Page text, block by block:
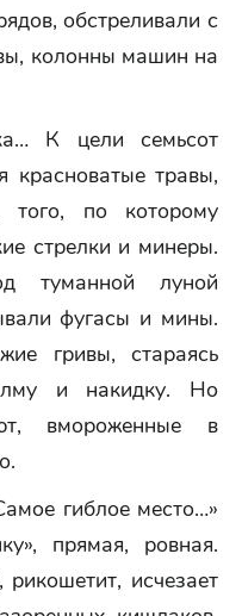
обстреливали с
колонны машин на
К цели семьсот
красноватые травы,
того, по которому
стрелки и минеры.
туманной луной
фугасы и мины.
гривы, стараясь
и накидку. Но
вмороженные в
гиблое место…»
прямая, ровная.
исчезает